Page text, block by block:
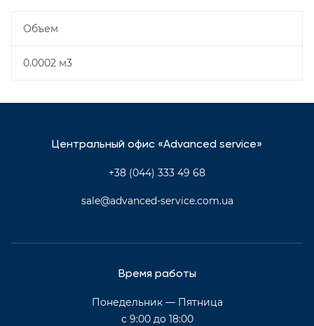
Объем
0.0002 м3
Центральный офис «Advanced service»
+38 (044) 333 49 68
sale@advanced-service.com.ua
Время работы
Понедельник — Пятница
с 9:00 до 18:00